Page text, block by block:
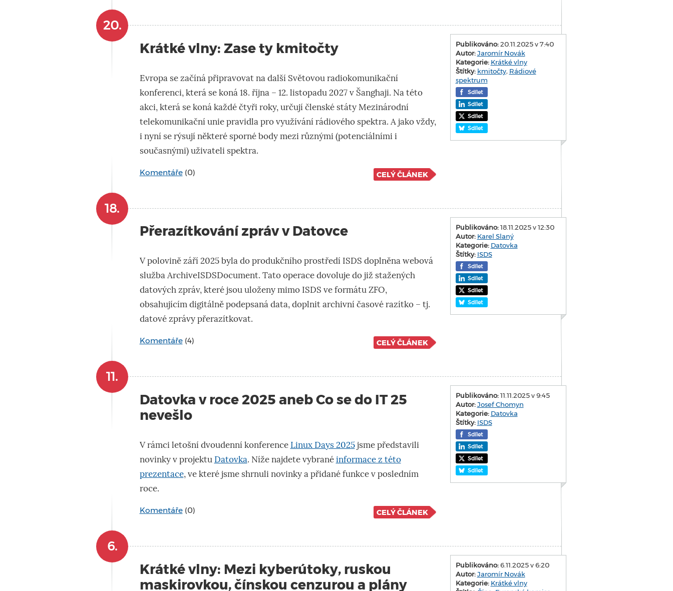
Krátké vlny: Zase ty kmitočty
20.
Evropa se začíná připravovat na další Světovou radiokomunikační
konferenci, která se koná 18. října – 12. listopadu 2027 v Šanghaji. Na této
akci, která se koná každé čtyři roky, určují členské státy Mezinárodní
telekomunikační unie pravidla pro využívání rádiového spektra. A jako vždy,
i nyní se rýsují některé sporné body mezi různými (potenciálními i
současnými) uživateli spektra.
Komentáře (0) CELÝ ČLÁNEK
Publikováno:20.11.2025 v 7:40
Autor: Jaromír Novák
Kategorie: Krátké vlny
Štítky: kmitočty, Rádiové
spektrum
Sdílet
Sdílet
Sdílet
Sdílet
Přerazítkování zpráv v Datovce
18.
V polovině září 2025 byla do produkčního prostředí ISDS doplněna webová
služba ArchiveISDSDocument. Tato operace dovoluje do již stažených
datových zpráv, které jsou uloženy mimo ISDS ve formátu ZFO,
obsahujícím digitálně podepsaná data, doplnit archivní časové razítko – tj.
datové zprávy přerazítkovat.
Komentáře (4) CELÝ ČLÁNEK
Publikováno:18.11.2025 v 12:30
Autor: Karel Slaný
Kategorie: Datovka
Štítky: ISDS
Sdílet
Sdílet
Sdílet
Sdílet
Datovka v roce 2025 aneb Co se do IT 25
nevešlo
11.
V rámci letošní dvoudenní konference Linux Days 2025jsme představili
novinky v projektu Datovka. Níže najdete vybranéinformace z této
prezentace, ve které jsme shrnuli novinky a přidané funkce v posledním
roce.
Komentáře (0) CELÝ ČLÁNEK
Publikováno:11.11.2025 v 9:45
Autor: Josef Chomyn
Kategorie: Datovka
Štítky: ISDS
Sdílet
Sdílet
Sdílet
Sdílet
Krátké vlny: Mezi kyberútoky, ruskou
maskirovkou, čínskou cenzurou a plány
6.
Publikováno:6.11.2025 v 6:20
Autor: Jaromír Novák
Kategorie: Krátké vlny